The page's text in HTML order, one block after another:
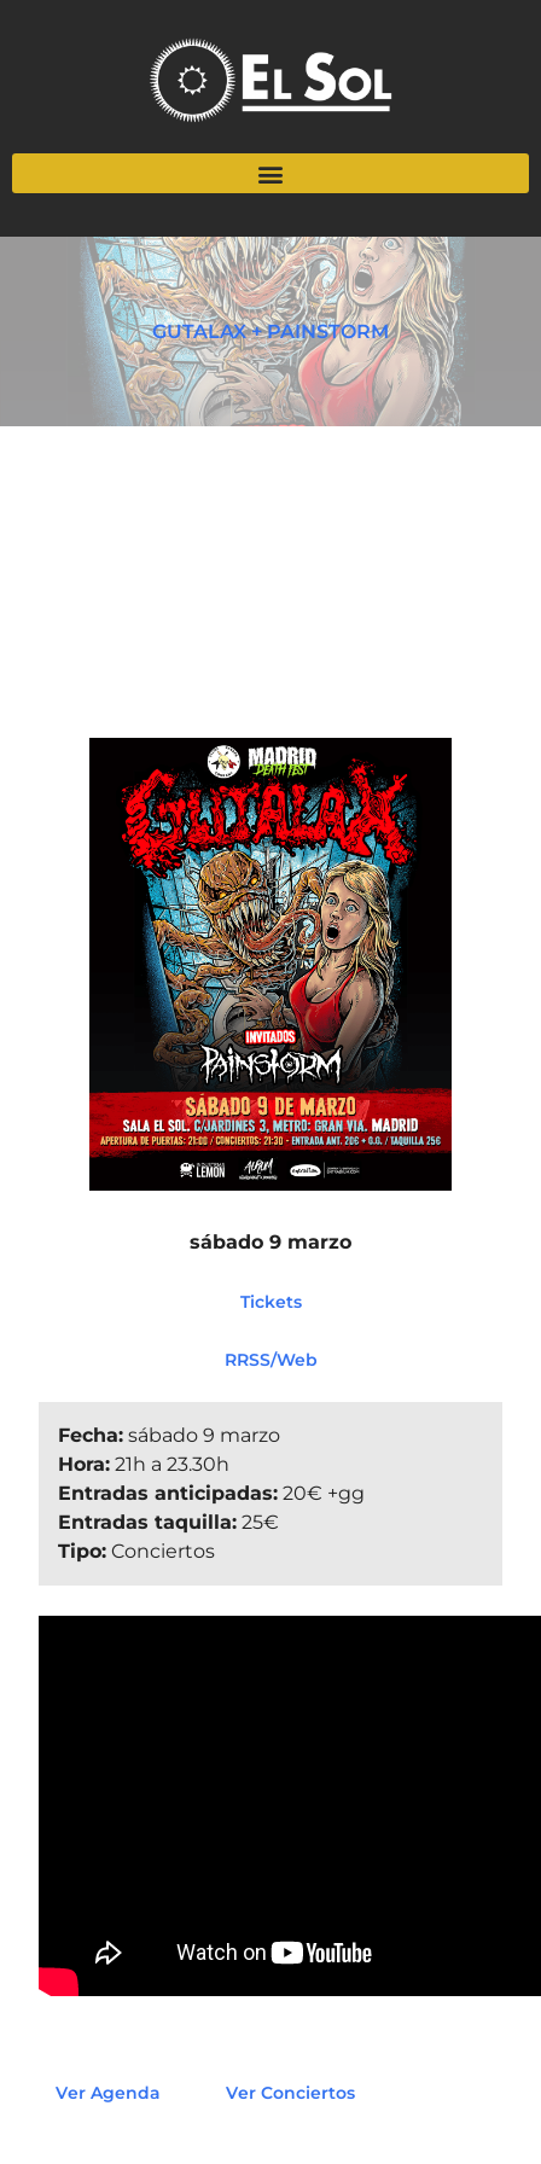
GUTALAX + PAINSTORM
sábado 9 marzo
Tickets
RRSS/Web
Fecha: sábado 9 marzo
Hora: 21h a 23.30h
Entradas anticipadas: 20€ +gg
Entradas taquilla: 25€
Tipo: Conciertos
Ver Agenda Ver Conciertos